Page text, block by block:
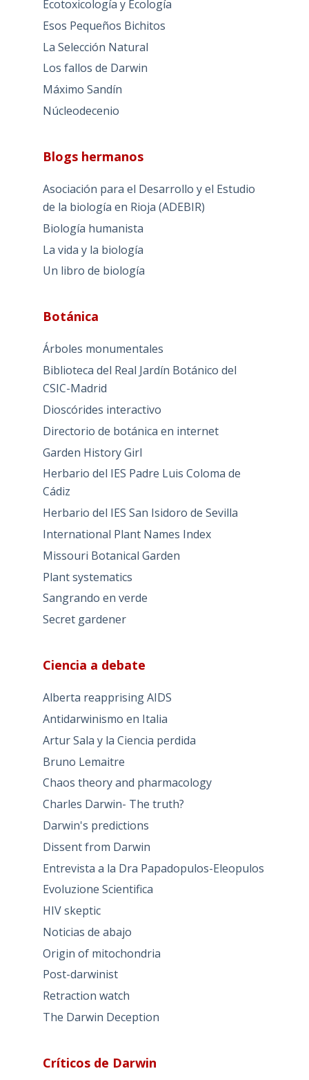
Ecotoxicología y Ecología
Esos Pequeños Bichitos
La Selección Natural
Los fallos de Darwin
Máximo Sandín
Núcleodecenio
Blogs hermanos
Asociación para el Desarrollo y el Estudio
de la biología en Rioja (ADEBIR)
Biología humanista
La vida y la biología
Un libro de biología
Botánica
Árboles monumentales
Biblioteca del Real Jardín Botánico del
CSIC-Madrid
Dioscórides interactivo
Directorio de botánica en internet
Garden History Girl
Herbario del IES Padre Luis Coloma de
Cádiz
Herbario del IES San Isidoro de Sevilla
International Plant Names Index
Missouri Botanical Garden
Plant systematics
Sangrando en verde
Secret gardener
Ciencia a debate
Alberta reapprising AIDS
Antidarwinismo en Italia
Artur Sala y la Ciencia perdida
Bruno Lemaitre
Chaos theory and pharmacology
Charles Darwin- The truth?
Darwin's predictions
Dissent from Darwin
Entrevista a la Dra Papadopulos-Eleopulos
Evoluzione Scientifica
HIV skeptic
Noticias de abajo
Origin of mitochondria
Post-darwinist
Retraction watch
The Darwin Deception
Críticos de Darwin